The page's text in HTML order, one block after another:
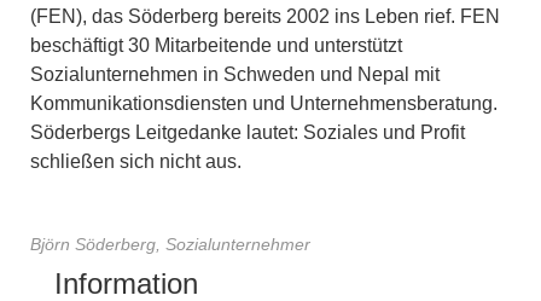
(FEN), das Söderberg bereits 2002 ins Leben rief. FEN
beschäftigt 30 Mitarbeitende und unterstützt
Sozialunternehmen in Schweden und Nepal mit
Kommunikationsdiensten und Unternehmensberatung.
Söderbergs Leitgedanke lautet: Soziales und Profit
schließen sich nicht aus.
Björn Söderberg, Sozialunternehmer
Information